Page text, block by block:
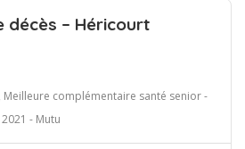
décès – Héricourt
Meilleure complémentaire santé senior -
- Mutu